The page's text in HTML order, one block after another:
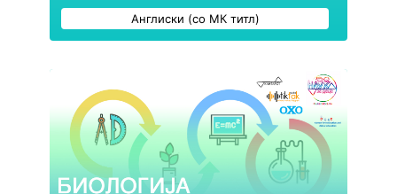
Англиски (со МК титл)